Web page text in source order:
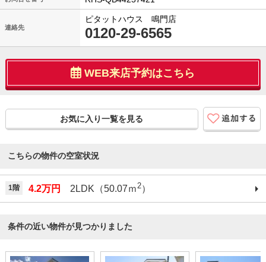
連絡先
ピタットハウス 鳴門店
0120-29-6565
WEB来店予約はこちら
お気に入り一覧を見る
こちらの物件の空室状況
1階 4.2万円 2LDK（50.07ｍ2）
条件の近い物件が見つかりました